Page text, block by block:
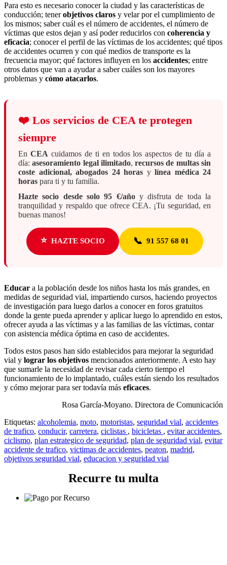
Para esto es necesario conocer la ciudad y las características de
conducción; tenerobjetivos claros y velar por el cumplimiento de
los mismos; saber cuál es el número de accidentes, el número de
víctimas que estos dejan y así poder reducirlos con coherencia y
eficacia; conocer el perfil de las víctimas de los accidentes; qué tipos
de accidentes ocurren y con qué medios de transporte es la
frecuencia mayor; qué factores influyen en los accidentes; entre
otros datos que van a ayudar a saber cuáles son los mayores
problemas y cómo atacarlos.
❤️ Los servicios de CEA te protegen
siempre
En CEA cuidamos de ti en todos los aspectos de tu día a
día:asesoramiento legal ilimitado,recursos de multas sin
coste adicional, abogados 24 horas y línea médica 24
horas para ti y tu familia.
Hazte socio desde solo 95 €/añoy disfruta de toda la
tranquilidad y respaldo que ofrece CEA. ¡Tu seguridad, en
buenas manos!
⭐ HAZTE SOCIO 📞 91 557 68 01
Educar a la población desde los niños hasta los más grandes, en
medidas de seguridad vial, impartiendo cursos, haciendo proyectos
de investigación para luego darlos a conocer en foros gratuitos
donde la gente pueda aprender y aplicar luego lo aprendido en estos,
ofrecer ayuda a las víctimas y a las familias de las víctimas, contar
con asistencia médica óptima en caso de accidentes.
Todos estos pasos han sido establecidos para mejorar la seguridad
vial y lograr los objetivos mencionados anteriormente. A esto hay
que sumarle la necesidad de revisar cada cierto tiempo el
funcionamiento de lo implantado, cuáles están siendo los resultados
y cómo mejorar para ser todavía más eficaces.
Rosa García-Moyano. Directora de Comunicación
Etiquetas: alcoholemia, moto, motoristas, seguridad vial, accidentes
de trafico, conducir, carretera, ciclistas , bicicletas , evitar accidentes,
ciclismo, plan estrategico de seguridad, plan de seguridad vial, evitar
accidente de trafico, victimas de accidentes, peaton, madrid,
objetivos seguridad vial, educacion y seguridad vial
Recurre tu multa